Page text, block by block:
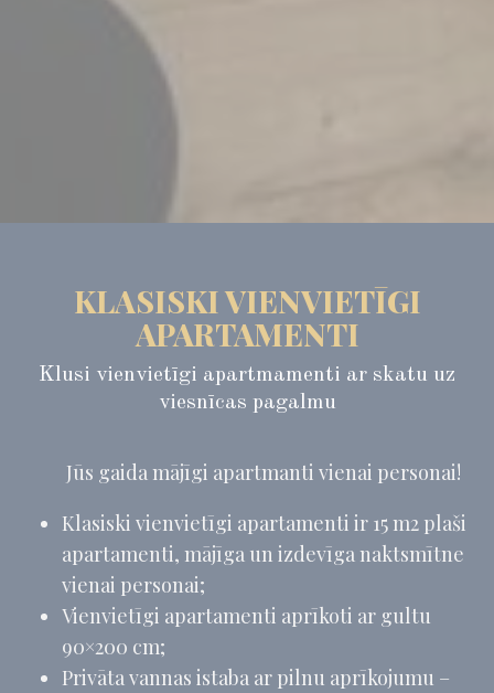
KLASISKI VIENVIETĪGI
APARTAMENTI
Klusi vienvietīgi apartmamenti ar skatu uz
viesnīcas pagalmu
Jūs gaida mājīgi apartmanti vienai personai!
Klasiski vienvietīgi apartamenti ir 15 m2 plaši
apartamenti, mājīga un izdevīga naktsmītne
vienai personai;
Vienvietīgi apartamenti aprīkoti ar gultu
90×200 cm;
Privāta vannas istaba ar pilnu aprīkojumu –